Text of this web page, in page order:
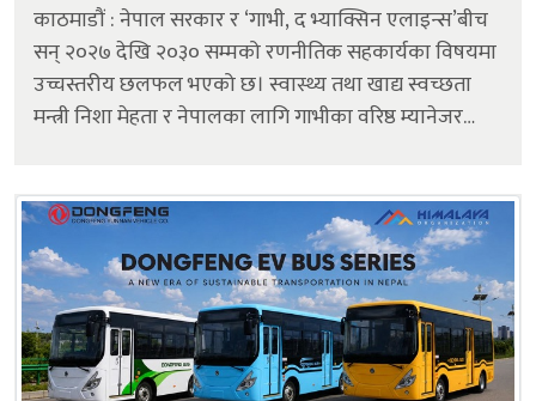
काठमाडौं : नेपाल सरकार र ‘गाभी, द भ्याक्सिन एलाइन्स’बीच
सन् २०२७ देखि २०३० सम्मको रणनीतिक सहकार्यका विषयमा
उच्चस्तरीय छलफल भएको छ। स्वास्थ्य तथा खाद्य स्वच्छता
मन्त्री निशा मेहता र नेपालका लागि गाभीका वरिष्ठ म्यानेजर